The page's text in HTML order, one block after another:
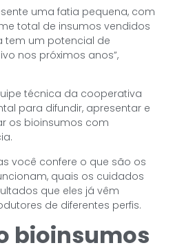
uma fatia pequena, com
total de insumos vendidos
tem um potencial de
nos próximos anos”,
técnica da cooperativa
para difundir, apresentar e
os bioinsumos com
você confere o que são os
quais os cuidados
que eles já vêm
de diferentes perfis.
bioinsumos